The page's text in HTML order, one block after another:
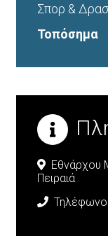
Σπορ &
Τοπόσημα
Εθνάρχου
Πειραιά